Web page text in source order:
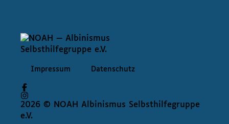
Impressum Datenschutz
2026 © NOAH Albinismus Selbsthilfegruppe
e.V.